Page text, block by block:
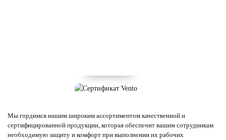
Мы гордимся нашим широким ассортиментом качественной и
сертифицированной продукции, которая обеспечит вашим сотрудникам
необходимую защиту и комфорт при выполнении их рабочих